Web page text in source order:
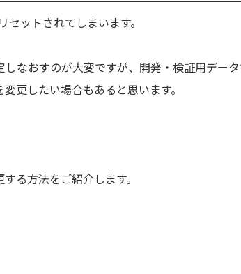
ットされてしまいます。
なおすのが大変ですが、開発・検証用デー
更したい場合もあると思います。
る方法をご紹介します。